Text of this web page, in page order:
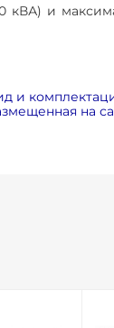
кВА) и
и
на